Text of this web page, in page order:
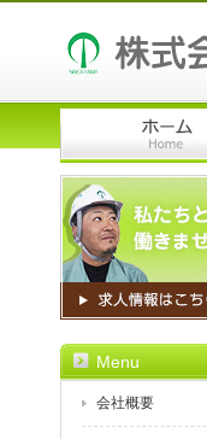
Menu
会社概要